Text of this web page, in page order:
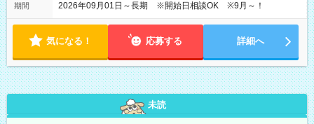
期間 2026年09月01日～長期 ※開始日相談OK ※9月～！
気になる！ 応募する 詳細へ
未読